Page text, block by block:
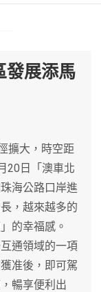
發展添馬
擴大，時空距
20日「澳車北
海公路口岸進
，越來越多的
的幸福感。
通領域的一項
准後，即可駕
暢享便利出